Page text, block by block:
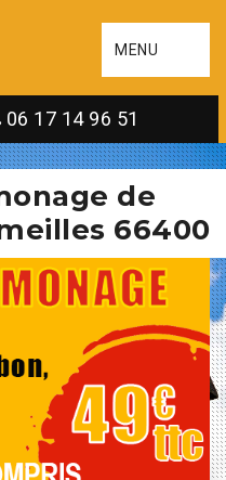
MENU
06 17 14 96 51
de
66400